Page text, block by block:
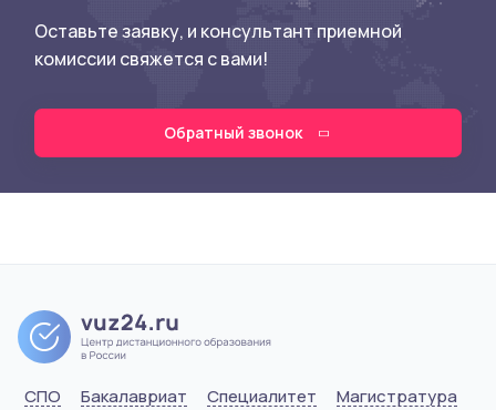
Оставьте заявку, и консультант приемной
комиссии свяжется с вами!
Обратный звонок
СПО Бакалавриат Специалитет
Магистратура